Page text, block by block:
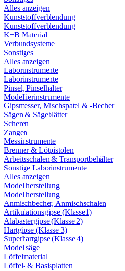
Alles anzeigen
Kunststoffverblendung
Kunststoffverblendung
K+B Material
Verbundsysteme
Sonstiges
Alles anzeigen
Laborinstrumente
Laborinstrumente
Pinsel, Pinselhalter
Modellierinstrumente
Gipsmesser, Mischspatel & -Becher
Sägen & Sägeblätter
Scheren
Zangen
Messinstrumente
Brenner & Lötpistolen
Arbeitsschalen & Transportbehälter
Sonstige Laborinstrumente
Alles anzeigen
Modellherstellung
Modellherstellung
Anmischbecher, Anmischschalen
Artikulationsgipse (Klasse1)
Alabastergipse (Klasse 2)
Hartgipse (Klasse 3)
Superhartgipse (Klasse 4)
Modellsäge
Löffelmaterial
Löffel- & Basisplatten